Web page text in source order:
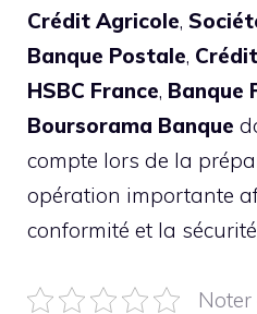
Crédit Agricole,
Banque Postale,
HSBC France, Banque
Boursorama Banque
compte lors de la
opération importante
conformité et la
Noter